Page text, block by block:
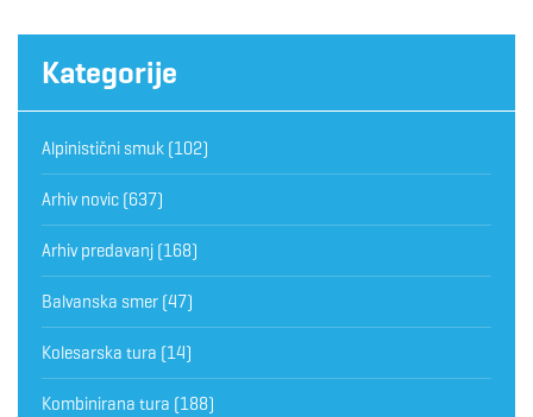
Kategorije
Alpinistični smuk (102)
Arhiv novic (637)
Arhiv predavanj (168)
Balvanska smer (47)
Kolesarska tura (14)
Kombinirana tura (188)